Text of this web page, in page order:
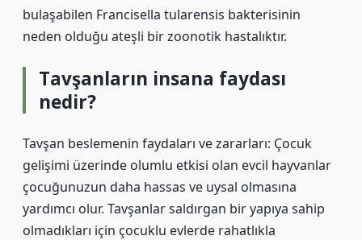
bulaşabilen Francisella tularensis bakterisinin
neden olduğu ateşli bir zoonotik hastalıktır.
Tavşanların insana faydası
nedir?
Tavşan beslemenin faydaları ve zararları: Çocuk
gelişimi üzerinde olumlu etkisi olan evcil hayvanlar
çocuğunuzun daha hassas ve uysal olmasına
yardımcı olur. Tavşanlar saldırgan bir yapıya sahip
olmadıkları için çocuklu evlerde rahatlıkla